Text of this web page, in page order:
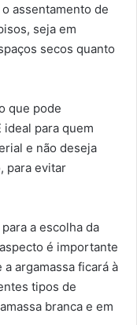
assentamento de
seja em
secos quanto
que pode
ideal para quem
e não deseja
para evitar
a escolha da
é importante
argamassa ficará à
tipos de
branca e em